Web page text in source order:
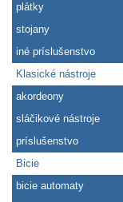
plátky
stojany
iné príslušenstvo
Klasické nástroje
akordeony
sláčikové nástroje
príslušenstvo
Bicie
bicie automaty